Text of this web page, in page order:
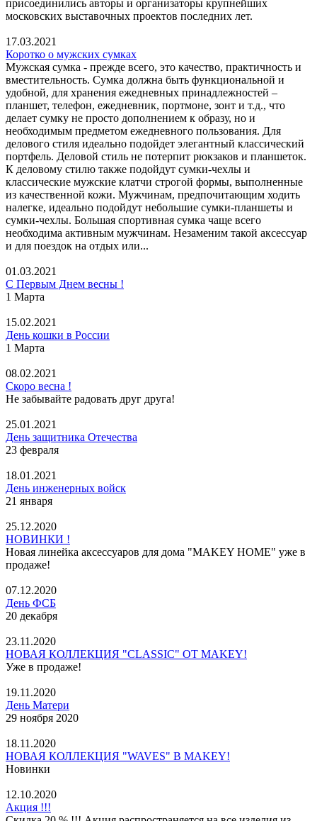
присоединились авторы и организаторы крупнейших
московских выставочных проектов последних лет.
17.03.2021
Коротко о мужских сумках
Мужская сумка - прежде всего, это качество, практичность и
вместительность. Сумка должна быть функциональной и
удобной, для хранения ежедневных принадлежностей –
планшет, телефон, ежедневник, портмоне, зонт и т.д., что
делает сумку не просто дополнением к образу, но и
необходимым предметом ежедневного пользования. Для
делового стиля идеально подойдет элегантный классический
портфель. Деловой стиль не потерпит рюкзаков и планшеток.
К деловому стилю также подойдут сумки-чехлы и
классические мужские клатчи строгой формы, выполненные
из качественной кожи. Мужчинам, предпочитающим ходить
налегке, идеально подойдут небольшие сумки-планшеты и
сумки-чехлы. Большая спортивная сумка чаще всего
необходима активным мужчинам. Незаменим такой аксессуар
и для поездок на отдых или...
01.03.2021
С Первым Днем весны !
1 Марта
15.02.2021
День кошки в России
1 Марта
08.02.2021
Скоро весна !
Не забывайте радовать друг друга!
25.01.2021
День защитника Отечества
23 февраля
18.01.2021
День инженерных войск
21 января
25.12.2020
НОВИНКИ !
Новая линейка аксессуаров для дома "MAKEY HOME" уже в
продаже!
07.12.2020
День ФСБ
20 декабря
23.11.2020
НОВАЯ КОЛЛЕКЦИЯ "CLASSIC" ОТ MAKEY!
Уже в продаже!
19.11.2020
День Матери
29 ноября 2020
18.11.2020
НОВАЯ КОЛЛЕКЦИЯ "WAVES" В MAKEY!
Новинки
12.10.2020
Акция !!!